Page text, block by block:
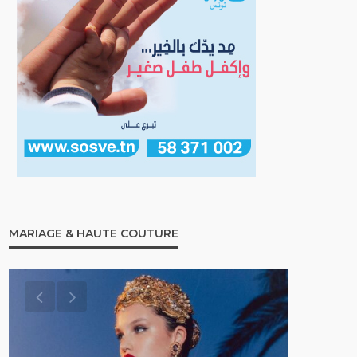
MARIAGE & HAUTE COUTURE